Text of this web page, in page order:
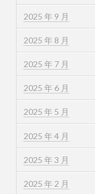
2025 年 9 月
2025 年 8 月
2025 年 7 月
2025 年 6 月
2025 年 5 月
2025 年 4 月
2025 年 3 月
2025 年 2 月